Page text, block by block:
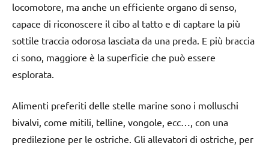
locomotore, ma anche un efficiente organo di senso,
capace di riconoscere il cibo al tatto e di captare la più
sottile traccia odorosa lasciata da una preda. E più braccia
ci sono, maggiore è la superficie che può essere
esplorata.
Alimenti preferiti delle stelle marine sono i molluschi
bivalvi, come mitili, telline, vongole, ecc…, con una
predilezione per le ostriche. Gli allevatori di ostriche, per